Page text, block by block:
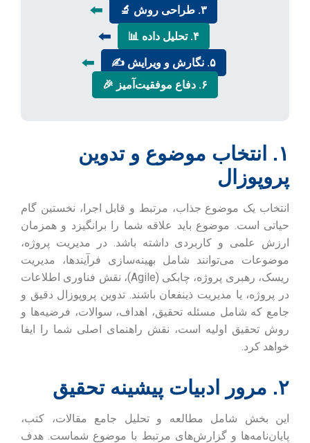
۳. طراحی روش 🔬 ⬅️
۴. تحلیل داده 📊 ⬅️
۵. نگارش و ویرایش ✍️ ⬅️
۶. دفاع موفقیت‌آمیز 🎉
۱. انتخاب موضوع و تدوین
پروپوزال
انتخاب یک موضوع جذاب، مرتبط و قابل اجرا، نخستین گام
حیاتی است. موضوع باید علاقه شما را برانگیزد و همزمان
ارزش علمی و کاربردی داشته باشد. در مدیریت پروژه،
موضوعات می‌توانند شامل بهینه‌سازی فرآیندها، مدیریت
ریسک، رهبری پروژه، چابکی (Agile)، نقش فناوری اطلاعات
در پروژه، یا مدیریت ذینفعان باشند. تدوین پروپوزال دقیق و
جامع که شامل مسئله تحقیق، اهداف، سوالات، فرضیه‌ها و
روش تحقیق اولیه است، نقش راهنمای اصلی شما را ایفا
خواهد کرد.
۲. مرور ادبیات پیشینه تحقیق
این بخش شامل مطالعه و تحلیل جامع مقالات، کتب،
پایان‌نامه‌ها و گزارش‌های مرتبط با موضوع شماست. هدف